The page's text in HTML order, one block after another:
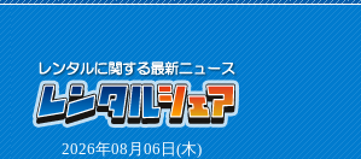
2026年08月06日(木)